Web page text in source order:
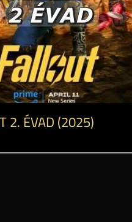
2. ÉVAD (2025)